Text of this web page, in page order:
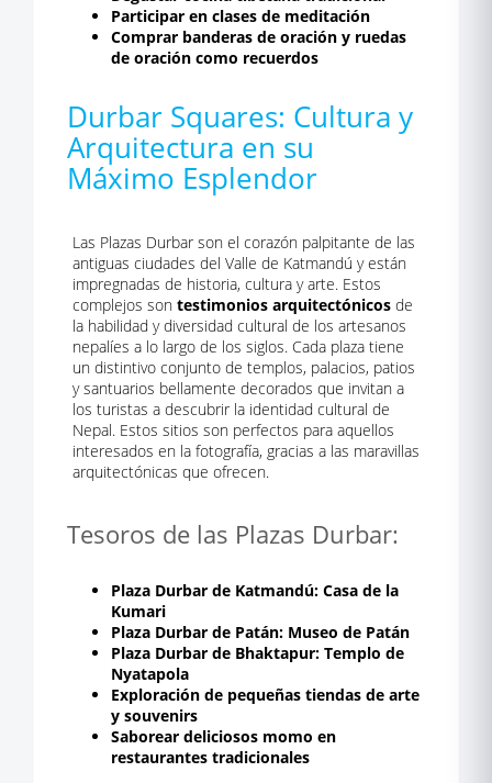
Participar en clases de meditación
Comprar banderas de oración y ruedas
de oración como recuerdos
Durbar Squares: Cultura y
Arquitectura en su
Máximo Esplendor
Las Plazas Durbar son el corazón palpitante de las
antiguas ciudades del Valle de Katmandú y están
impregnadas de historia, cultura y arte. Estos
complejos son testimonios arquitectónicos de
la habilidad y diversidad cultural de los artesanos
nepalíes a lo largo de los siglos. Cada plaza tiene
un distintivo conjunto de templos, palacios, patios
y santuarios bellamente decorados que invitan a
los turistas a descubrir la identidad cultural de
Nepal. Estos sitios son perfectos para aquellos
interesados en la fotografía, gracias a las maravillas
arquitectónicas que ofrecen.
Tesoros de las Plazas Durbar:
Plaza Durbar de Katmandú: Casa de la
Kumari
Plaza Durbar de Patán: Museo de Patán
Plaza Durbar de Bhaktapur: Templo de
Nyatapola
Exploración de pequeñas tiendas de arte
y souvenirs
Saborear deliciosos momo en
restaurantes tradicionales